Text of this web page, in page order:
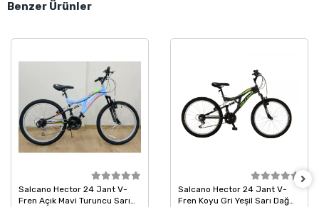
Benzer Ürünler
Salcano Hector 24 Jant V-
Fren Açık Mavi Turuncu Sarı
Salcano Hector 24 Jant V-
Fren Koyu Gri Yeşil Sarı Dağ